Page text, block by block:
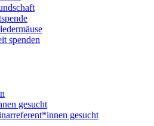
spenden
gesucht
gesucht